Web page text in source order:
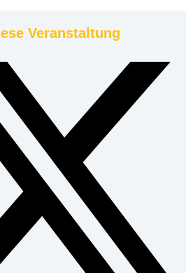
Veranstaltung